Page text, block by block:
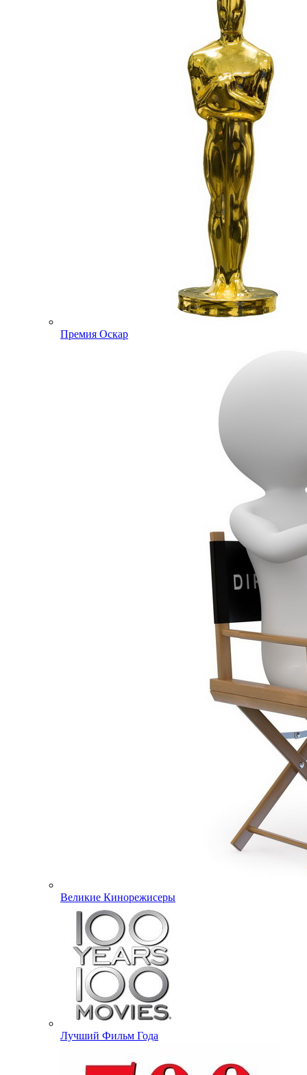
Премия Оскар
Великие Кинорежисеры
Лучший Фильм Года